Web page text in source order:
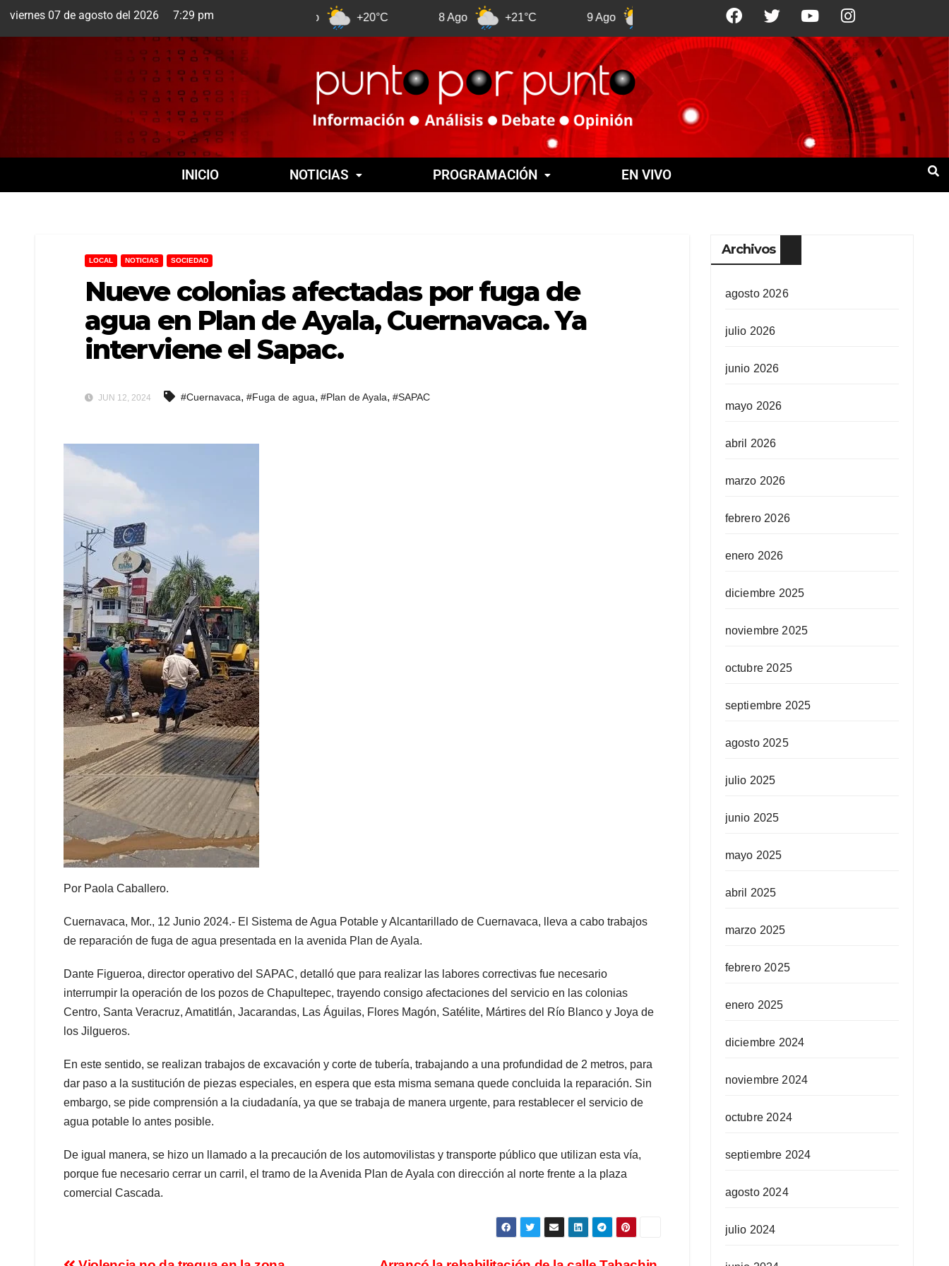
viernes 07 de agosto del 2026 7:29 pm
Cuernavaca +20°C +21°C +21°C +21°C 11 Ago
INICIO NOTICIAS PROGRAMACIÓN EN VIVO
LOCAL NOTICIAS SOCIEDAD
Nueve colonias afectadas por fuga de
agua en Plan de Ayala, Cuernavaca. Ya
interviene el Sapac.
JUN 12, 2024 #Cuernavaca, #Fuga de agua, #Plan de Ayala, #SAPAC
Por Paola Caballero.
Cuernavaca, Mor., 12 Junio 2024.- El Sistema de Agua Potable y Alcantarillado de Cuernavaca, lleva a cabo trabajos
de reparación de fuga de agua presentada en la avenida Plan de Ayala.
Dante Figueroa, director operativo del SAPAC, detalló que para realizar las labores correctivas fue necesario
interrumpir la operación de los pozos de Chapultepec, trayendo consigo afectaciones del servicio en las colonias
Centro, Santa Veracruz, Amatitlán, Jacarandas, Las Águilas, Flores Magón, Satélite, Mártires del Río Blanco y Joya de
los Jilgueros.
En este sentido, se realizan trabajos de excavación y corte de tubería, trabajando a una profundidad de 2 metros, para
dar paso a la sustitución de piezas especiales, en espera que esta misma semana quede concluida la reparación. Sin
embargo, se pide comprensión a la ciudadanía, ya que se trabaja de manera urgente, para restablecer el servicio de
agua potable lo antes posible.
De igual manera, se hizo un llamado a la precaución de los automovilistas y transporte público que utilizan esta vía,
porque fue necesario cerrar un carril, el tramo de la Avenida Plan de Ayala con dirección al norte frente a la plaza
comercial Cascada.
Archivos
agosto 2026
julio 2026
junio 2026
mayo 2026
abril 2026
marzo 2026
febrero 2026
enero 2026
diciembre 2025
noviembre 2025
octubre 2025
septiembre 2025
agosto 2025
julio 2025
junio 2025
mayo 2025
abril 2025
marzo 2025
febrero 2025
enero 2025
diciembre 2024
noviembre 2024
octubre 2024
septiembre 2024
agosto 2024
julio 2024